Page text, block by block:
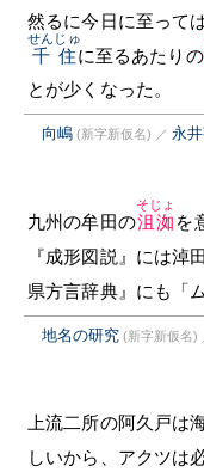
然るに今日に至って
千住
せんじゅ
に至るあたりの
とが少くなった。
向嶋 (新字新仮名) ／ 永
九州の牟田の沮洳
そじょ
を
『成形図説』には淖
県方言辞典』にも「ム
地名の研究 (新字新仮名)
上流二所の阿久戸は
しいから、アクツは